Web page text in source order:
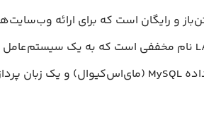
و رایگان است که برای ارائه